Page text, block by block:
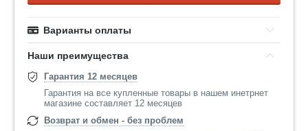
Варианты оплаты
Наши преимущества
Гарантия 12 месяцев
Гарантия на все купленные товары в нашем инетрнет
магазине составляет 12 месяцев
Возврат и обмен - без проблем